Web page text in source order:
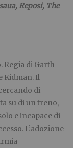
Reposi, The
Regia di Garth
Kidman. Il
di
su di un treno,
e incapace di
L’adozione